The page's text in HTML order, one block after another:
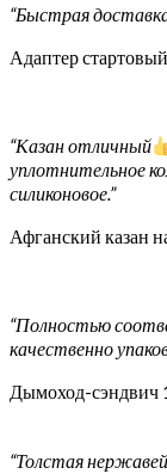
“Быстрая
Адаптер
“Казан отличный
уплотнительное
силиконовое.”
Афганский казан
“Полностью
качественно
Дымоход-
“Толстая